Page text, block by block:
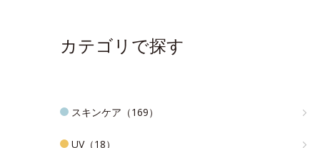
カテゴリで探す
スキンケア（169）
UV（18）